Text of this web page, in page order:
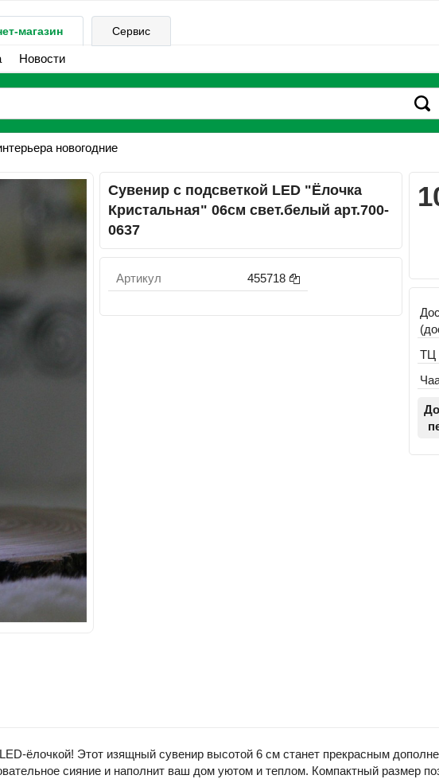
магазин Сервис
Новости
новогодние
Сувенир с подсветкой LED "Ёлочка
Кристальная" 06см свет.белый арт.700-
0637
Артикул 455718
ТЦ
ёлочкой! Этот изящный сувенир высотой 6 см станет прекрасным
сияние и наполнит ваш дом уютом и теплом. Компактный размер